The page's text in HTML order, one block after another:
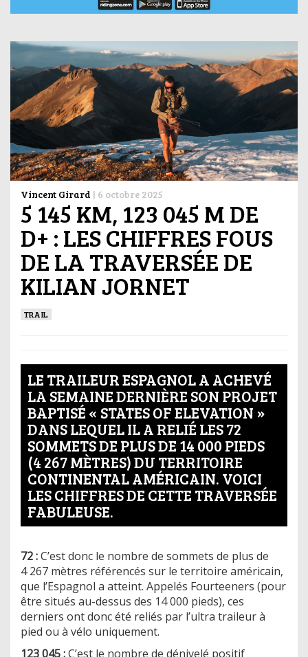
Vincent Girard | 6 octobre 2025
5 145 KM, 123 045 M DE
D+ : LES CHIFFRES FOUS
DE LA TRAVERSÉE DE
KILIAN JORNET
TRAIL
LE TRAILEUR ESPAGNOL A ACHEVÉ
LA SEMAINE DERNIÈRE SON PROJET
BAPTISÉ « STATES OF ELEVATION »
DANS LEQUEL IL A RELIÉ LES 72
SOMMETS DE PLUS DE 14 000 PIEDS
(4 267 MÈTRES) DU TERRITOIRE
CONTINENTAL AMÉRICAIN. VOICI
LES CHIFFRES DE CETTE TRAVERSÉE
FABULEUSE.
72 :C’est donc le nombre de sommets de plus de
4 267 mètres référencés sur le territoire américain,
que l’Espagnol a atteint. Appelés Fourteeners (pour
être situés au-dessus des 14 000 pieds), ces
derniers ont donc été reliés par l’ultra traileur à
pied ou à vélo uniquement.
123 045 :C’est le nombre de dénivelé positif